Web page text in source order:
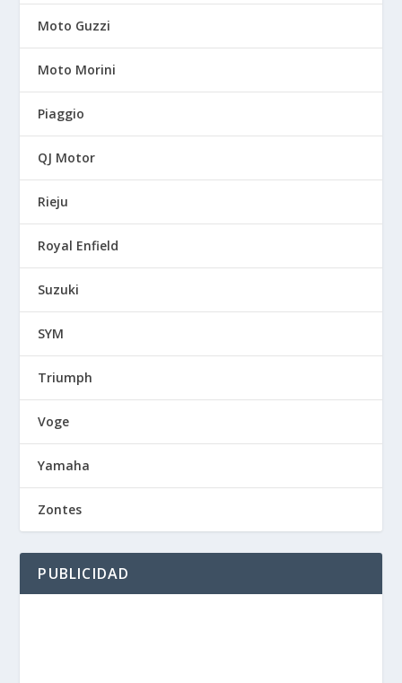
Moto Guzzi
Moto Morini
Piaggio
QJ Motor
Rieju
Royal Enfield
Suzuki
SYM
Triumph
Voge
Yamaha
Zontes
PUBLICIDAD